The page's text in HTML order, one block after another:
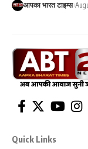
आपका भारत टाइम्स
Quick Links